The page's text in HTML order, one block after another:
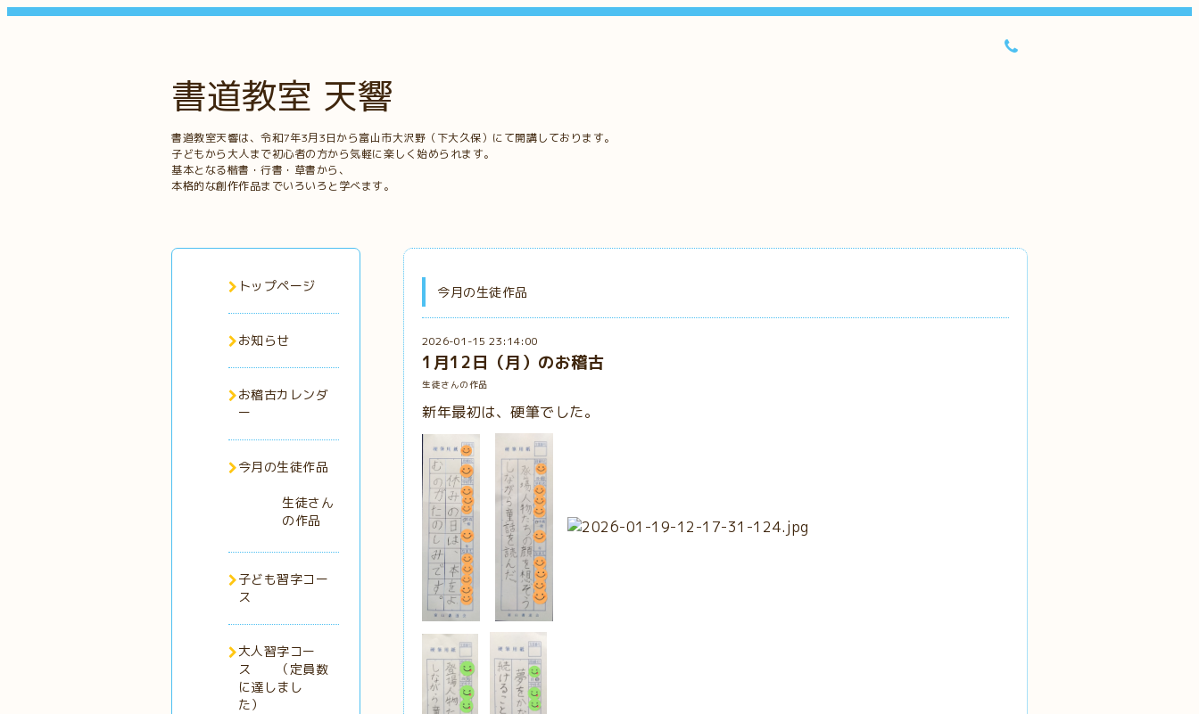
書道教室 天響
書道教室天響は、令和7年3月3日から富山市大沢野（下大久保）にて開講しております。
子どもから大人まで初心者の方から気軽に楽しく始められます。
基本となる楷書・行書・草書から、
本格的な創作作品までいろいろと学べます。
今月の生徒作品
2026-01-15 23:14:00
1月12日（月）のお稽古
生徒さんの作品
新年最初は、硬筆でした。
トップページ
お知らせ
お稽古カレンダ
ー
今月の生徒作品
生徒さん
の作品
子ども習字コー
ス
大人習字コー
ス （定員数
に達しまし
た）